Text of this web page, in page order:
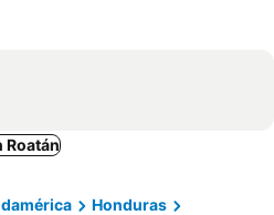
Roatán
Honduras